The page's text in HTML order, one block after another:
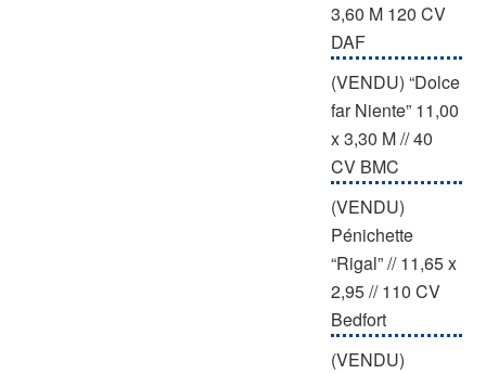
3,60 M 120 CV
DAF
(VENDU) “Dolce
far Niente” 11,00
x 3,30 M // 40
CV BMC
(VENDU)
Pénichette
“Rigal” // 11,65 x
2,95 // 110 CV
Bedfort
(VENDU)